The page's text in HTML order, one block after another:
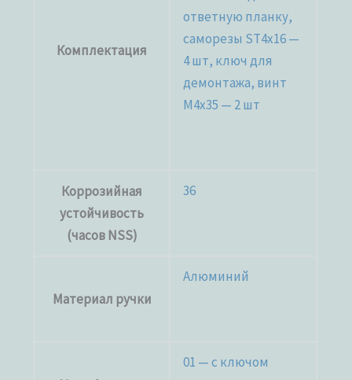
Комплектация
ответную планку,
саморезы ST4x16 —
4 шт, ключ для
демонтажа, винт
M4x35 — 2 шт
Коррозийная
устойчивость
(часов NSS)
36
Материал ручки
Алюминий
01 — с ключом